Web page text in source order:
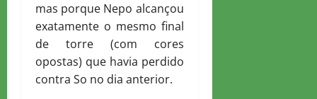
mas porque Nepo alcançou
exatamente o mesmo final
de torre (com cores
opostas) que havia perdido
contra So no dia anterior.